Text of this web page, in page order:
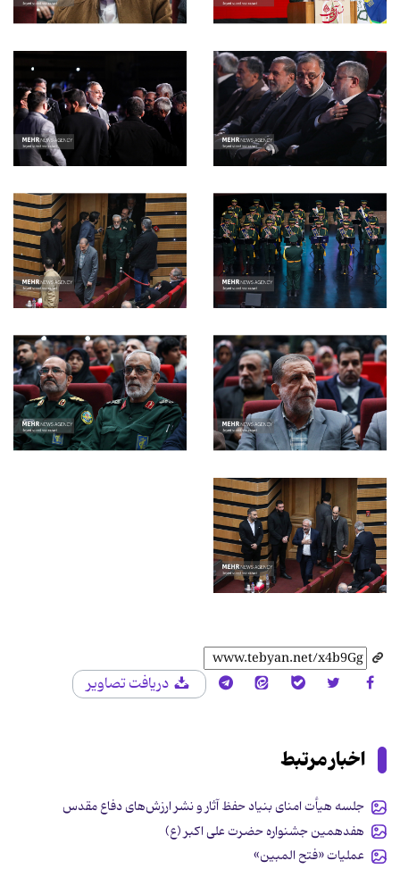
دریافت تصاویر
اخبار مرتبط
جلسه هیأت امنای بنیاد حفظ آثار و نشر ارزش‌های دفاع مقدس
هفدهمین جشنواره حضرت علی اکبر (ع)
عملیات «فتح المبین»